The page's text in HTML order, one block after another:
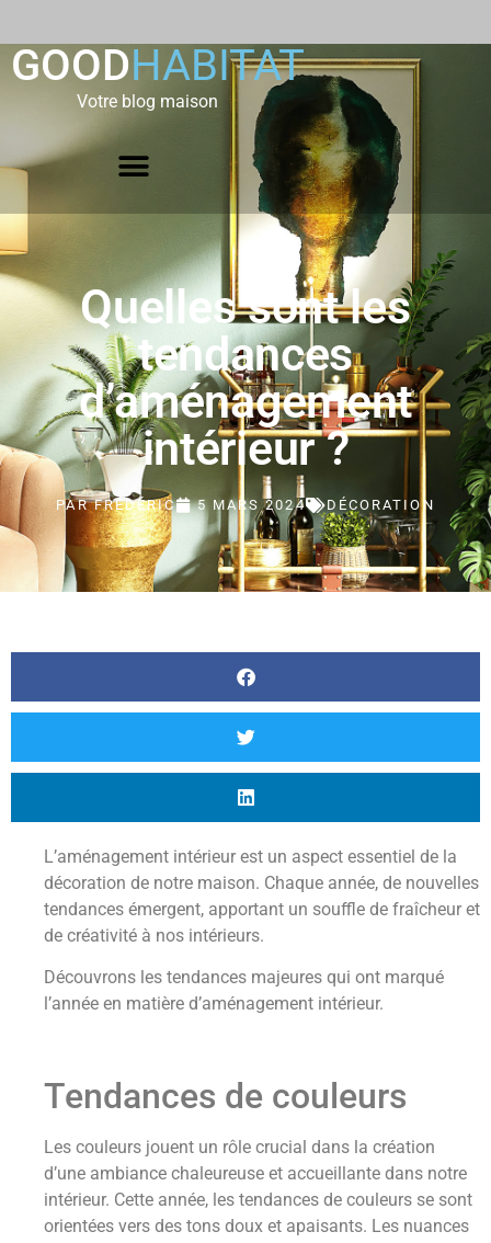
GOODHABITAT
Votre blog maison
Quelles sont les
tendances
d’aménagement
intérieur ?
PARFRÉDÉRIC 5 MARS 2024 DÉCORATION
L’aménagement intérieur est un aspect essentiel de la
décoration de notre maison. Chaque année, de nouvelles
tendances émergent, apportant un souffle de fraîcheur et
de créativité à nos intérieurs.
Découvrons les tendances majeures qui ont marqué
l’année en matière d’aménagement intérieur.
Tendances de couleurs
Les couleurs jouent un rôle crucial dans la création
d’une ambiance chaleureuse et accueillante dans notre
intérieur. Cette année, les tendances de couleurs se sont
orientées vers des tons doux et apaisants. Les nuances